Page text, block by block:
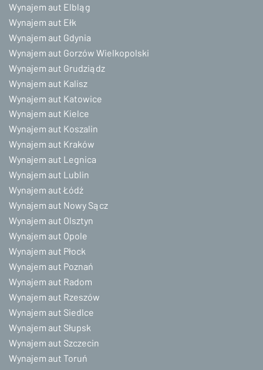
Wynajem aut Elbląg
Wynajem aut Ełk
Wynajem aut Gdynia
Wynajem aut Gorzów Wielkopolski
Wynajem aut Grudziądz
Wynajem aut Kalisz
Wynajem aut Katowice
Wynajem aut Kielce
Wynajem aut Koszalin
Wynajem aut Kraków
Wynajem aut Legnica
Wynajem aut Lublin
Wynajem aut Łódź
Wynajem aut Nowy Sącz
Wynajem aut Olsztyn
Wynajem aut Opole
Wynajem aut Płock
Wynajem aut Poznań
Wynajem aut Radom
Wynajem aut Rzeszów
Wynajem aut Siedlce
Wynajem aut Słupsk
Wynajem aut Szczecin
Wynajem aut Toruń